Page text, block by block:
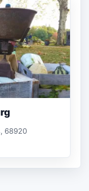
68920